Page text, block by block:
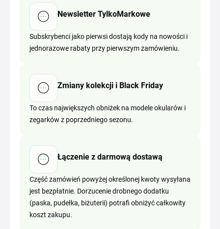
Newsletter TylkoMarkowe
Subskrybenci jako pierwsi dostają kody na nowości i
jednorazowe rabaty przy pierwszym zamówieniu.
Zmiany kolekcji i Black Friday
To czas największych obniżek na modele okularów i
zegarków z poprzedniego sezonu.
Łączenie z darmową dostawą
Część zamówień powyżej określonej kwoty wysyłana
jest bezpłatnie. Dorzucenie drobnego dodatku
(paska, pudełka, biżuterii) potrafi obniżyć całkowity
koszt zakupu.